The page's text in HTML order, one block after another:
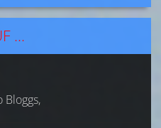
...
Bloggs,